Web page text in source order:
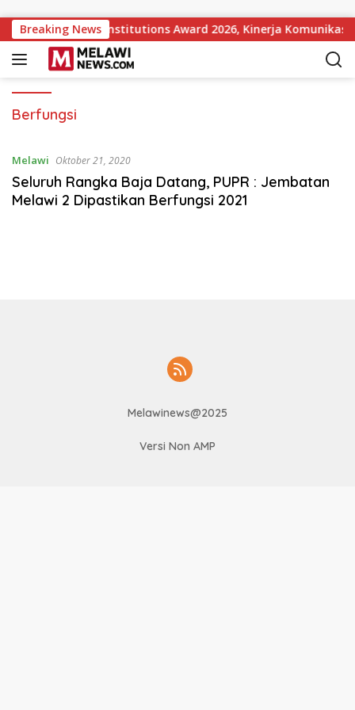
Breaking News
Government Institutions Award 2026, Kinerja Komunikasi
Berfungsi
Melawi Oktober 21, 2020
Seluruh Rangka Baja Datang, PUPR : Jembatan
Melawi 2 Dipastikan Berfungsi 2021
Melawinews@2025
Versi Non AMP